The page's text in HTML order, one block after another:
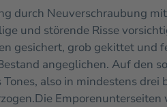
durch Neuverschraubung
und störende Risse
gesichert, grob gekittet und
angeglichen. Auf den
also in mindestens drei
Die